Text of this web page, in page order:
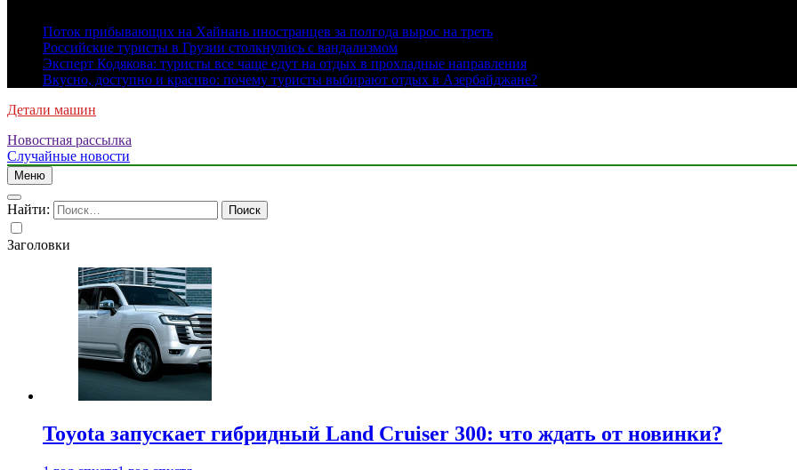
Поток прибывающих на Хайнань иностранцев за полгода вырос на треть
Российские туристы в Грузии столкнулись с вандализмом
Эксперт Кодякова: туристы все чаще едут на отдых в прохладные направления
Вкусно, доступно и красиво: почему туристы выбирают отдых в Азербайджане?
Детали машин
Новостная рассылка
Случайные новости
Меню
Найти:
Заголовки
Toyota запускает гибридный Land Cruiser 300: что ждать от новинки?